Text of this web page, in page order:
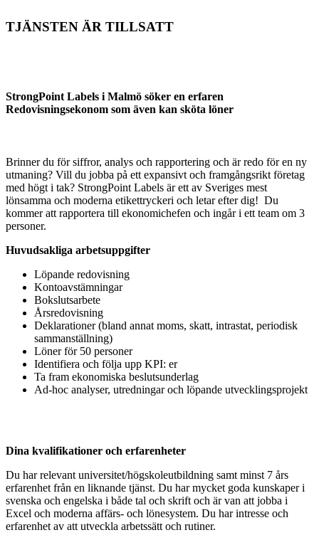
TJÄNSTEN ÄR TILLSATT
StrongPoint Labels i Malmö söker en erfaren
Redovisningsekonom som även kan sköta löner
Brinner du för siffror, analys och rapportering och är redo för en ny
utmaning? Vill du jobba på ett expansivt och framgångsrikt företag
med högt i tak? StrongPoint Labels är ett av Sveriges mest
lönsamma och moderna etikettryckeri och letar efter dig! Du
kommer att rapportera till ekonomichefen och ingår i ett team om 3
personer.
Huvudsakliga arbetsuppgifter
Löpande redovisning
Kontoavstämningar
Bokslutsarbete
Årsredovisning
Deklarationer (bland annat moms, skatt, intrastat, periodisk
sammanställning)
Löner för 50 personer
Identifiera och följa upp KPI: er
Ta fram ekonomiska beslutsunderlag
Ad-hoc analyser, utredningar och löpande utvecklingsprojekt
Dina kvalifikationer och erfarenheter
Du har relevant universitet/högskoleutbildning samt minst 7 års
erfarenhet från en liknande tjänst. Du har mycket goda kunskaper i
svenska och engelska i både tal och skrift och är van att jobba i
Excel och moderna affärs- och lönesystem. Du har intresse och
erfarenhet av att utveckla arbetssätt och rutiner.